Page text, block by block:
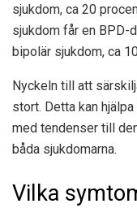
sjukdom, ca 20
sjukdom får en BPD-
bipolär sjukdom, ca
Nyckeln till att
stort. Detta kan
med tendenser till
båda sjukdomarna.
Vilka